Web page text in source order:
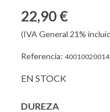
22,90 €
(IVA General 21%
Referencia: 40010020014
EN STOCK
DUREZA